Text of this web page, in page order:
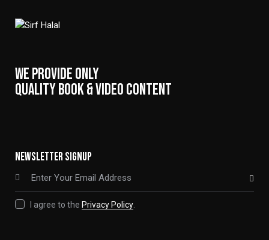
WE PROVIDE ONLY
QUALITY BOOK & VIDEO CONTENT
NEWSLETTER SIGNUP
SUBSCRIBE
I agree to the Privacy Policy